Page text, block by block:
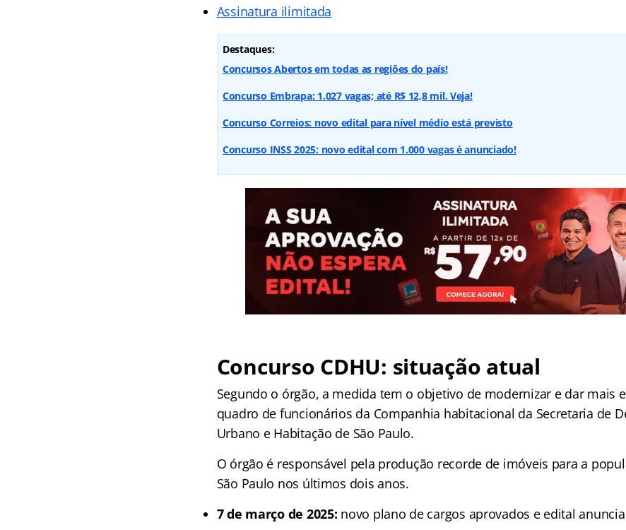
Assinatura ilimitada
Destaques:
Concursos Abertos em todas as regiões do país!
Concurso Embrapa: 1.027 vagas; até R$ 12,8 mil. Veja!
Concurso Correios: novo edital para nível médio está previsto
Concurso INSS 2025: novo edital com 1.000 vagas é anunciado!
Concurso CDHU: situação atual
Segundo o órgão, a medida tem o objetivo de modernizar e dar mais
quadro de funcionários da Companhia habitacional da Secretaria de
Urbano e Habitação de São Paulo.
O órgão é responsável pela produção recorde de imóveis para a
São Paulo nos últimos dois anos.
7 de março de 2025: novo plano de cargos aprovados e edital